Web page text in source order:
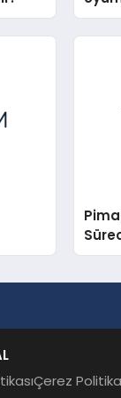
Çerez